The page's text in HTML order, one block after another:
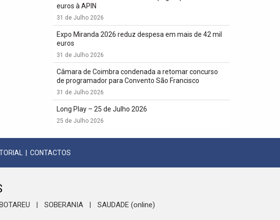
euros à APIN
31 de Julho 2026
Expo Miranda 2026 reduz despesa em mais de 42 mil
euros
31 de Julho 2026
Câmara de Coimbra condenada a retomar concurso
de programador para Convento São Francisco
31 de Julho 2026
Long Play – 25 de Julho 2026
25 de Julho 2026
CONTACTOS
SOBERANIA SAUDADE (online)